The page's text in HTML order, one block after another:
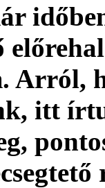
Arról,
itt